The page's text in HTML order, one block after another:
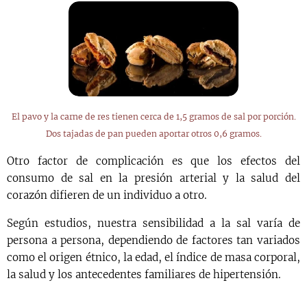
El pavo y la carne de res tienen cerca de 1,5 gramos de sal por porción.
Dos tajadas de pan pueden aportar otros 0,6 gramos.
Otro factor de complicación es que los efectos del
consumo de sal en la presión arterial y la salud del
corazón difieren de un individuo a otro.
Según estudios, nuestra sensibilidad a la sal varía de
persona a persona, dependiendo de factores tan variados
como el origen étnico, la edad, el índice de masa corporal,
la salud y los antecedentes familiares de hipertensión.